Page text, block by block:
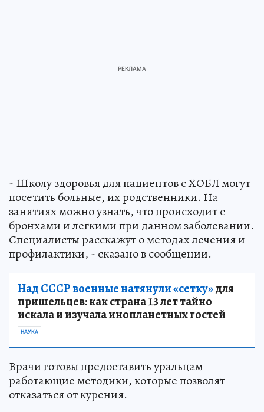
- Школу здоровья для пациентов с ХОБЛ могут
посетить больные, их родственники. На
занятиях можно узнать, что происходит с
бронхами и легкими при данном заболевании.
Специалисты расскажут о методах лечения и
профилактики, - сказано в сообщении.
Над СССР военные натянули «сетку»для
пришельцев: как страна 13 лет тайно
искала и изучала инопланетных гостей
НАУКА
Врачи готовы предоставить уральцам
работающие методики, которые позволят
отказаться от курения.